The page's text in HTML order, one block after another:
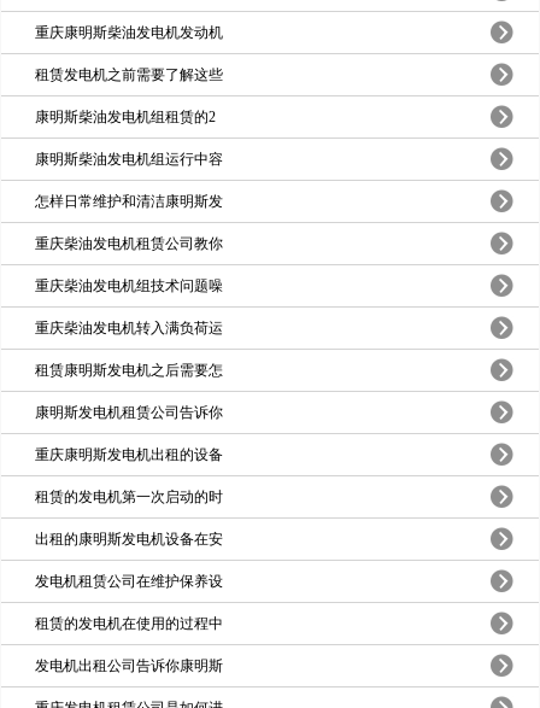
重庆康明斯柴油发电机发动机
租赁发电机之前需要了解这些
康明斯柴油发电机组租赁的2
康明斯柴油发电机组运行中容
怎样日常维护和清洁康明斯发
重庆柴油发电机租赁公司教你
重庆柴油发电机组技术问题噪
重庆柴油发电机转入满负荷运
租赁康明斯发电机之后需要怎
康明斯发电机租赁公司告诉你
重庆康明斯发电机出租的设备
租赁的发电机第一次启动的时
出租的康明斯发电机设备在安
发电机租赁公司在维护保养设
租赁的发电机在使用的过程中
发电机出租公司告诉你康明斯